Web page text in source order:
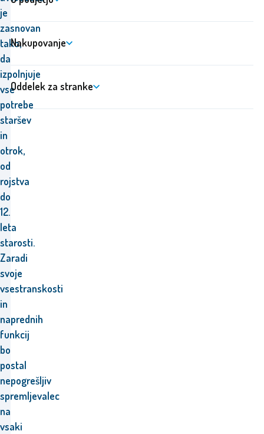
je
zasnovan
tako,
da
izpolnjuje
vse
potrebe
staršev
in
otrok,
od
rojstva
do
12.
leta
starosti.
Zaradi
svoje
vsestranskosti
in
naprednih
funkcij
bo
postal
nepogrešljiv
spremljevalec
na
vsaki
Nakupovanje
Oddelek za stranke